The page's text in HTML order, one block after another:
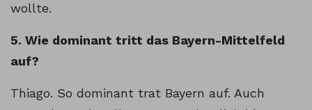
wollte.
5. Wie domi­nant tritt das Bayern-Mit­tel­feld
auf?
Thiago. So dominant trat Bayern auf. Auch